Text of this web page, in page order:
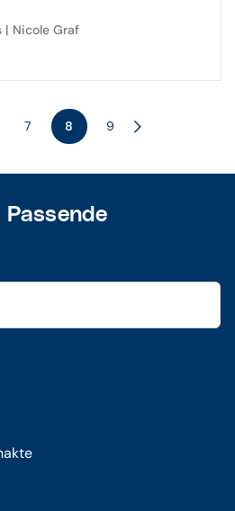
| Nicole Graf
7 8 9
Passende